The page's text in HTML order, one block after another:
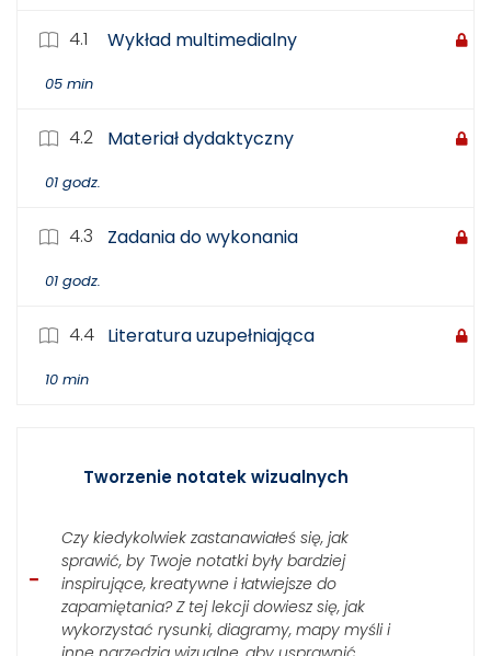
4.1 Wykład multimedialny
05 min
4.2 Materiał dydaktyczny
01 godz.
4.3 Zadania do wykonania
01 godz.
4.4 Literatura uzupełniająca
10 min
Tworzenie notatek wizualnych
Czy kiedykolwiek zastanawiałeś się, jak
sprawić, by Twoje notatki były bardziej
inspirujące, kreatywne i łatwiejsze do
zapamiętania? Z tej lekcji dowiesz się, jak
wykorzystać rysunki, diagramy, mapy myśli i